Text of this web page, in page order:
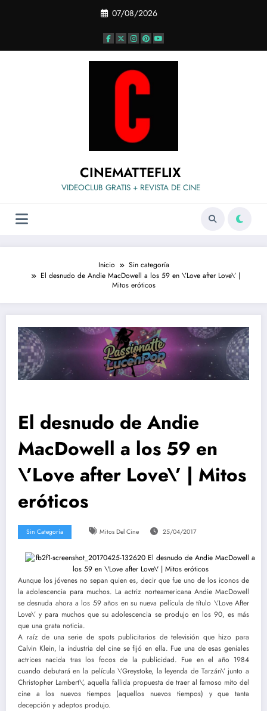
07/08/2026
CINEMATTEFLIX
VIDEOCLUB GRATIS + REVISTA DE CINE
Inicio
Sin categoría
El desnudo de Andie MacDowell a los 59 en \’Love after Love\’ |
Mitos eróticos
El desnudo de Andie
MacDowell a los 59 en
\’Love after Love\’ | Mitos
eróticos
Sin Categoría Mitos Del Cine 25/04/2017
Aunque los jóvenes no sepan quien es, decir que fue uno de los iconos de
la adolescencia para muchos. La actriz norteamericana Andie MacDowell
se desnuda ahora a los 59 años en su nueva película de título \’Love After
Love\’ y para muchos que su adolescencia se produjo en los 90, es más
que una grata noticia.
A raíz de una serie de spots publicitarios de televisión que hizo para
Calvin Klein, la industria del cine se fijó en ella. Fue una de esas geniales
actrices nacida tras los focos de la publicidad. Fue en el año 1984
cuando debutará en la película \’Greystoke, la leyenda de Tarzán\’ junto a
Christopher Lambert\’, aquella fallida propuesta de traer al famoso mito del
cine a los nuevos tiempos (aquellos nuevos tiempos) y que tanta
decepción y adeptos produjo.